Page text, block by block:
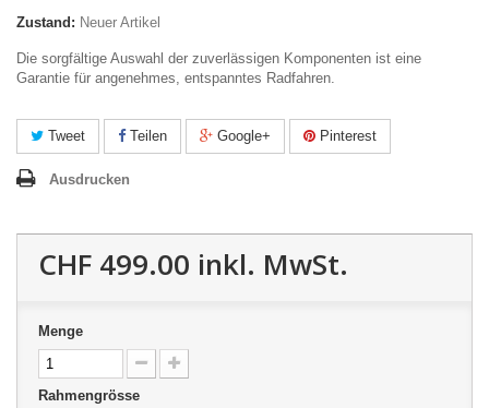
Zustand: Neuer Artikel
Die sorgfältige Auswahl der zuverlässigen Komponenten ist eine
Garantie für angenehmes, entspanntes Radfahren.
Tweet Teilen Google+ Pinterest
Ausdrucken
CHF 499.00 inkl. MwSt.
Menge
Rahmengrösse